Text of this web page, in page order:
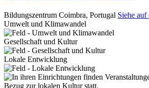
Bildungszentrum Coimbra, Portugal Siehe
Umwelt und Klimawandel
Gesellschaft und Kultur
Lokale Entwicklung